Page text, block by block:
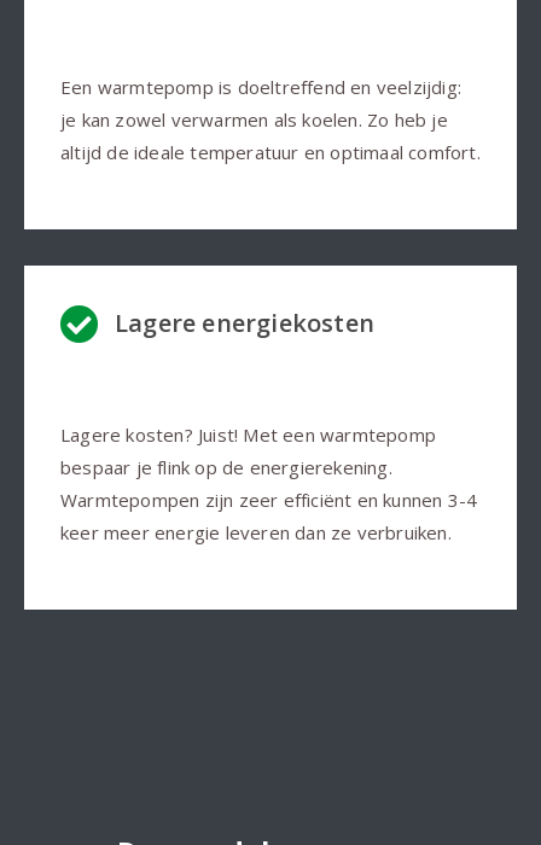
Een warmtepomp is doeltreffend en veelzijdig:
je kan zowel verwarmen als koelen. Zo heb je
altijd de ideale temperatuur en optimaal comfort.
Lagere energiekosten
Lagere kosten? Juist! Met een warmtepomp
bespaar je flink op de energierekening.
Warmtepompen zijn zeer efficiënt en kunnen 3-4
keer meer energie leveren dan ze verbruiken.